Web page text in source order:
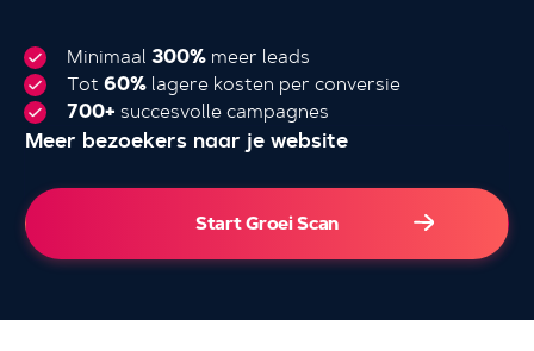
Minimaal 300% meer leads
Tot 60% lagere kosten per conversie
700+ succesvolle campagnes
Meer bezoekers naar je website
Start Groei Scan